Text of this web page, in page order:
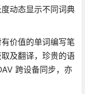
动态显示不同词典
价值的单词编写笔
及翻译，珍贵的语
跨设备同步，亦